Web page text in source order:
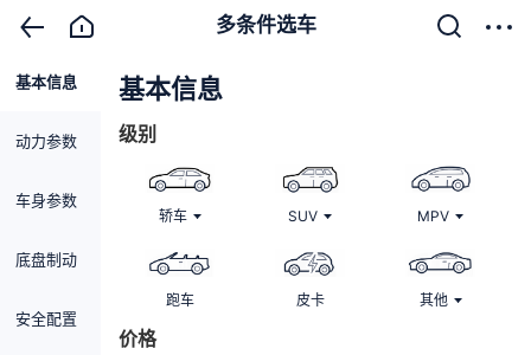
多条件选车
基本信息
动力参数
车身参数
底盘制动
安全配置
基本信息
级别
轿车 SUV MPV
跑车 皮卡 其他
价格